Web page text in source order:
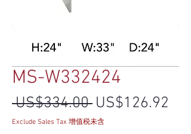
MS-W332424
US$334.00 一般價格
US$126.92
Exclude Sales Tax 增值税未含